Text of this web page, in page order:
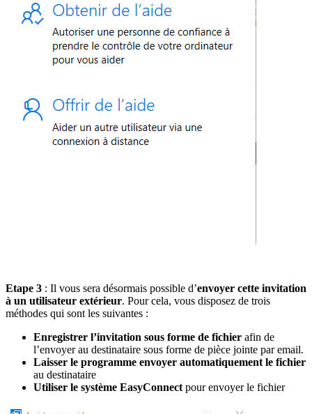
Etape 3 : Il vous sera désormais possible d’envoyer cette invitation
à un utilisateur extérieur. Pour cela, vous disposez de trois
méthodes qui sont les suivantes :
Enregistrer l’invitation sous forme de fichier afin de
l’envoyer au destinataire sous forme de pièce jointe par email.
Laisser le programme envoyer automatiquement le fichier
au destinataire
Utiliser le système EasyConnect pour envoyer le fichier